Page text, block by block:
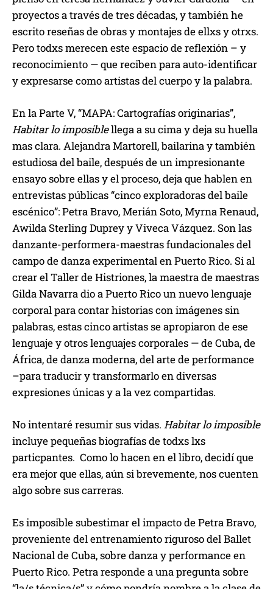
proyectos a través de tres décadas, y también he
escrito reseñas de obras y montajes de ellxs y otrxs.
Pero todxs merecen este espacio de reflexión – y
reconocimiento — que reciben para auto-identificar
y expresarse como artistas del cuerpo y la palabra.
En la Parte V, “MAPA: Cartografías originarias”,
Habitar lo imposiblellega a su cima y deja su huella
mas clara. Alejandra Martorell, bailarina y también
estudiosa del baile, después de un impresionante
ensayo sobre ellas y el proceso, deja que hablen en
entrevistas públicas “cinco exploradoras del baile
escénico”: Petra Bravo, Merián Soto, Myrna Renaud,
Awilda Sterling Duprey y Viveca Vázquez. Son las
danzante-performera-maestras fundacionales del
campo de danza experimental en Puerto Rico. Si al
crear el Taller de Histriones, la maestra de maestras
Gilda Navarra dio a Puerto Rico un nuevo lenguaje
corporal para contar historias con imágenes sin
palabras, estas cinco artistas se apropiaron de ese
lenguaje y otros lenguajes corporales — de Cuba, de
África, de danza moderna, del arte de performance
–para traducir y transformarlo en diversas
expresiones únicas y a la vez compartidas.
No intentaré resumir sus vidas. Habitar lo imposible
incluye pequeñas biografías de todxs lxs
particpantes. Como lo hacen en el libro, decidí que
era mejor que ellas, aún si brevemente, nos cuenten
algo sobre sus carreras.
Es imposible subestimar el impacto de Petra Bravo,
proveniente del entrenamiento riguroso del Ballet
Nacional de Cuba, sobre danza y performance en
Puerto Rico. Petra responde a una pregunta sobre